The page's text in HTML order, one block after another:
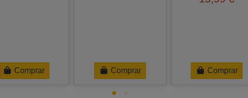
Comprar Comprar Comprar